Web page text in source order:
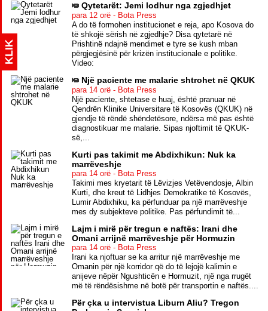
Qytetarët: Jemi lodhur nga zgjedhjet
para 12 orë - Bota Press
A do të formohen institucionet e reja, apo Kosova do
të shkojë sërish në zgjedhje? Disa qytetarë në
Prishtinë ndajnë mendimet e tyre se kush mban
përgjegjësinë për krizën institucionale e politike.
Video:
Një paciente me malarie shtrohet në QKUK
para 14 orë - Bota Press
Një paciente, shtetase e huaj, është pranuar në
Qendrën Klinike Universitare të Kosovës (QKUK) në
gjendje të rëndë shëndetësore, ndërsa më pas është
diagnostikuar me malarie. Sipas njoftimit të QKUK-
së,...
Kurti pas takimit me Abdixhikun: Nuk ka
marrëveshje
para 14 orë - Bota Press
Takimi mes kryetarit të Lëvizjes Vetëvendosje, Albin
Kurti, dhe kreut të Lidhjes Demokratike të Kosovës,
Lumir Abdixhiku, ka përfunduar pa një marrëveshje
mes dy subjekteve politike. Pas përfundimit të...
Lajm i mirë për tregun e naftës: Irani dhe
Omani arrijnë marrëveshje për Hormuzin
para 14 orë - Bota Press
Irani ka njoftuar se ka arritur një marrëveshje me
Omanin për një korridor që do të lejojë kalimin e
anijeve nëpër Ngushticën e Hormuzit, një nga rrugët
më të rëndësishme në botë për transportin e naftës....
Për çka u intervistua Liburn Aliu? Tregon
KLIK